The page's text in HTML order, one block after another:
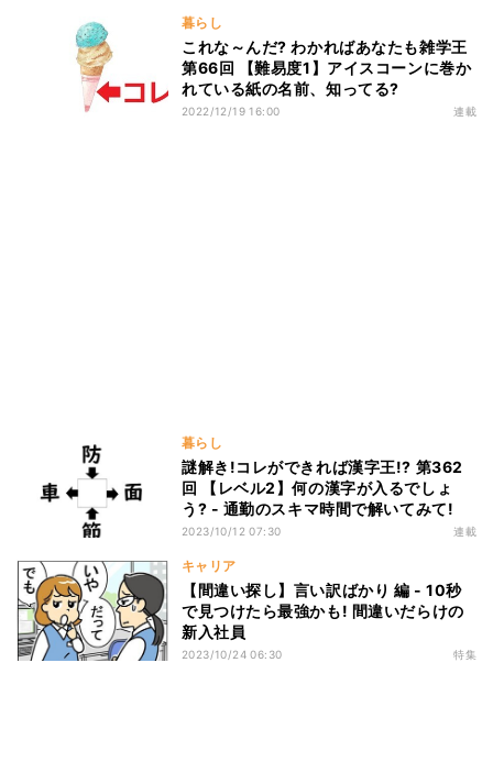
暮らし
これな～んだ? わかればあなたも雑学王
第66回 【難易度1】アイスコーンに巻か
れている紙の名前、知ってる?
2022/12/19 16:00 連載
暮らし
謎解き!コレができれば漢字王!? 第362
回 【レベル2】何の漢字が入るでしょ
う? - 通勤のスキマ時間で解いてみて!
2023/10/12 07:30 連載
キャリア
【間違い探し】言い訳ばかり 編 - 10秒
で見つけたら最強かも! 間違いだらけの
新入社員
2023/10/24 06:30 特集